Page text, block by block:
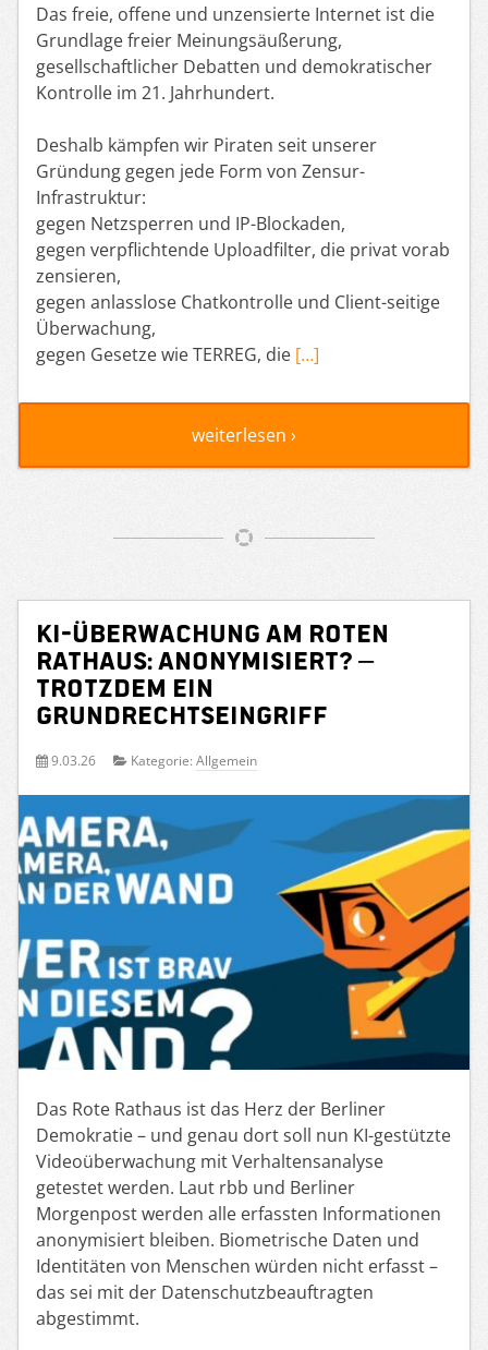
Das freie, offene und unzensierte Internet ist die
Grundlage freier Meinungsäußerung,
gesellschaftlicher Debatten und demokratischer
Kontrolle im 21. Jahrhundert.
Deshalb kämpfen wir Piraten seit unserer
Gründung gegen jede Form von Zensur-
Infrastruktur:
gegen Netzsperren und IP-Blockaden,
gegen verpflichtende Uploadfilter, die privat vorab
zensieren,
gegen anlasslose Chatkontrolle und Client-seitige
Überwachung,
gegen Gesetze wie TERREG, die […]
weiterlesen ›
KI-Überwachung am Roten
Rathaus: Anonymisiert? –
Trotzdem ein
Grundrechtseingriff
9.03.26 Kategorie: Allgemein
Das Rote Rathaus ist das Herz der Berliner
Demokratie – und genau dort soll nun KI-gestützte
Videoüberwachung mit Verhaltensanalyse
getestet werden. Laut rbb und Berliner
Morgenpost werden alle erfassten Informationen
anonymisiert bleiben. Biometrische Daten und
Identitäten von Menschen würden nicht erfasst –
das sei mit der Datenschutzbeauftragten
abgestimmt.